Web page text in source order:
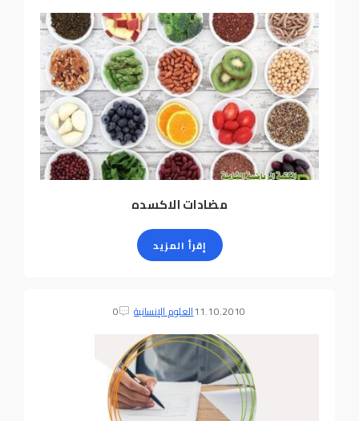
مضادات الاكسده
إقرأ المزيد
11.10.2010العلوم الإنسانية 0